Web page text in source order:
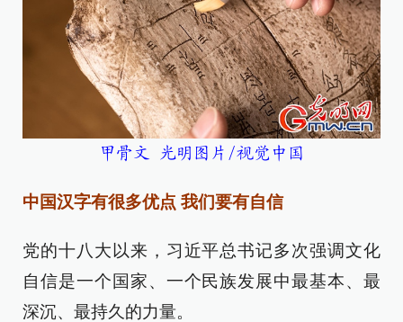
甲骨文 光明图片/视觉中国
中国汉字有很多优点 我们要有自信
党的十八大以来，习近平总书记多次强调文化
自信是一个国家、一个民族发展中最基本、最
深沉、最持久的力量。